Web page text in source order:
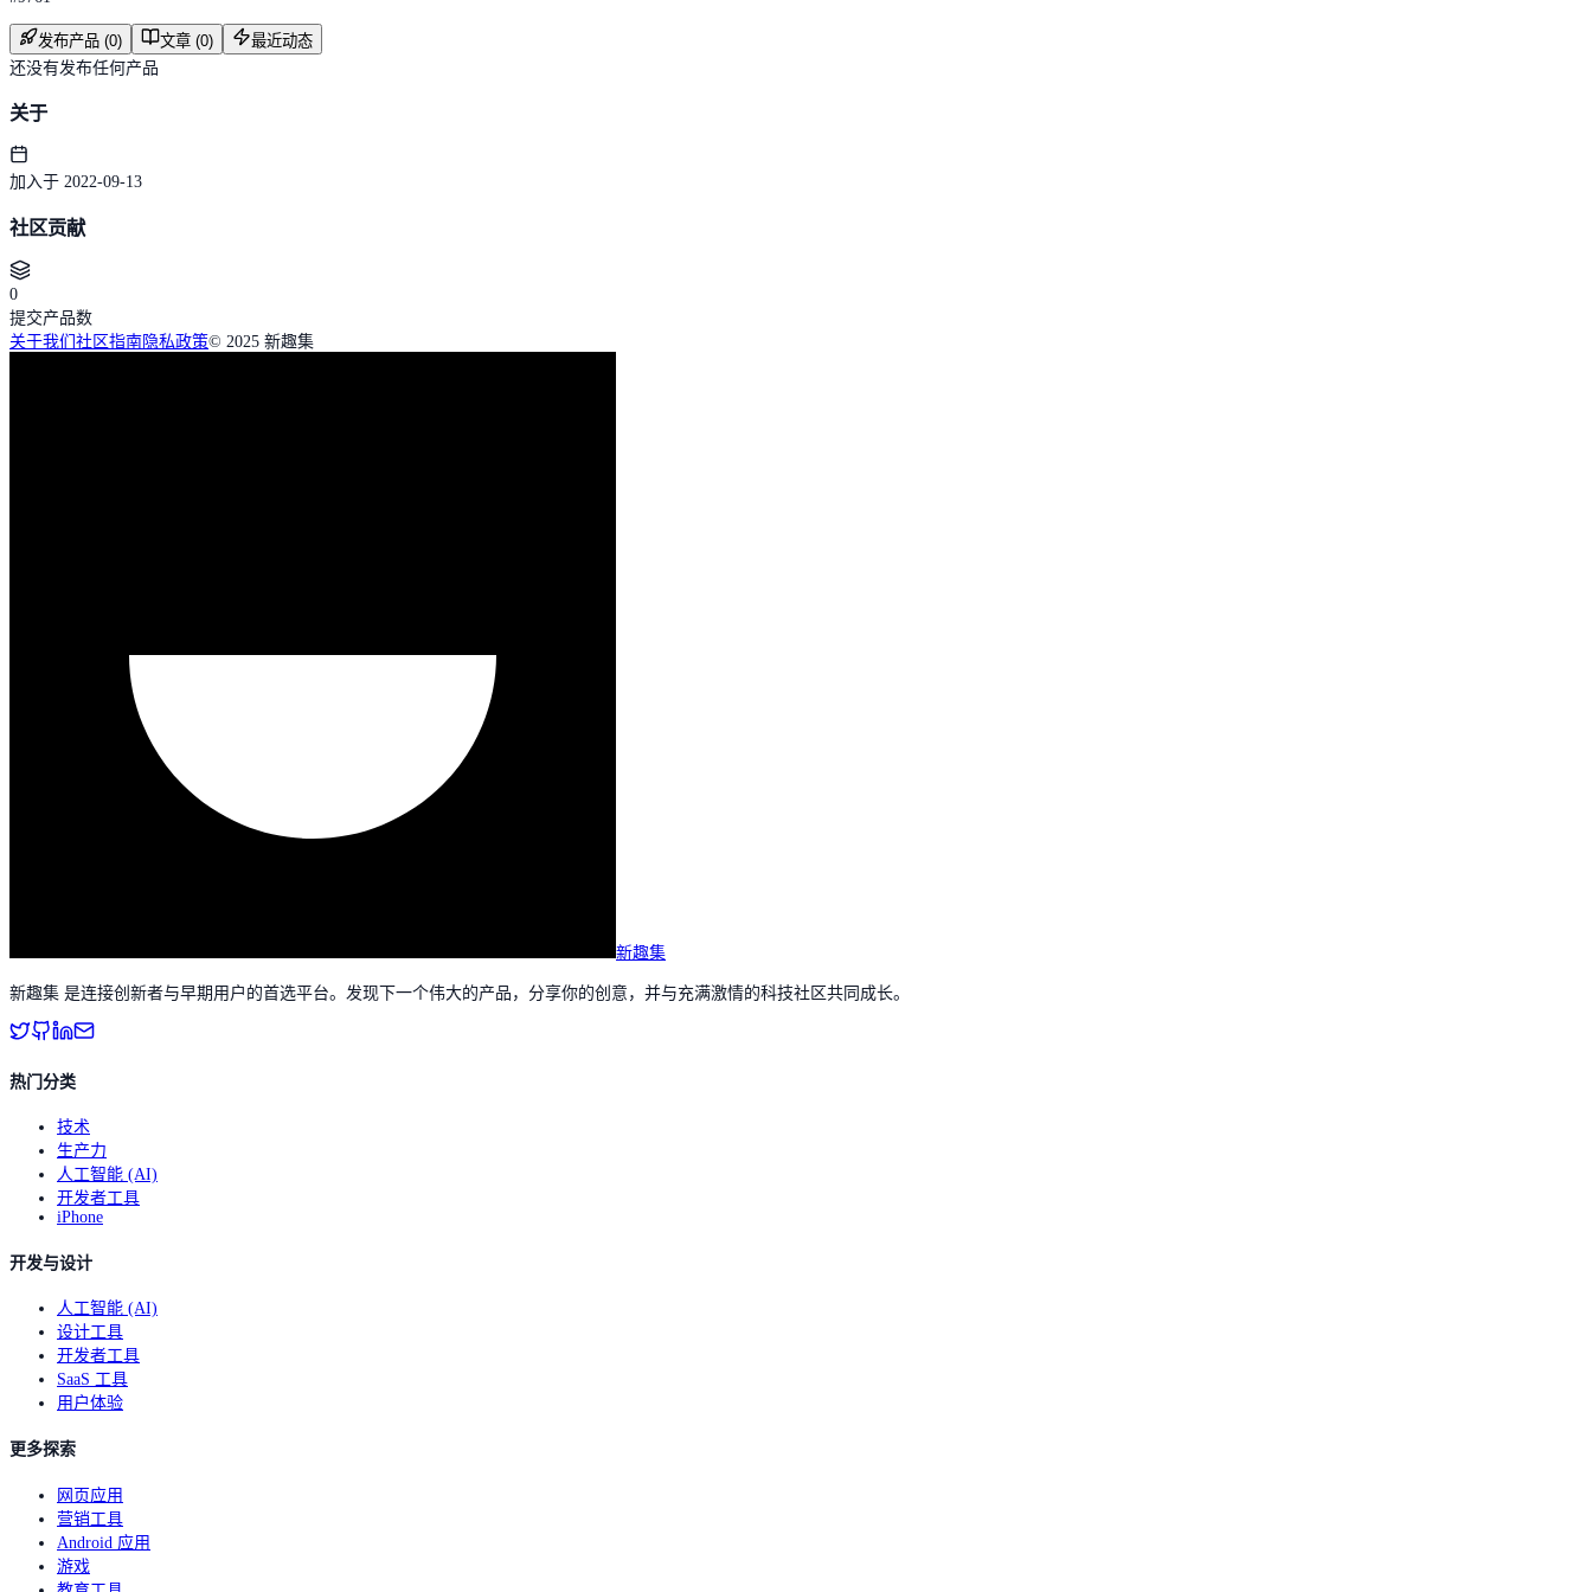
发布产品 (0) 文章 (0)
最近动态
还没有发布任何产品
关于
加入于 2022-09-13
社区贡献
0
提交产品数
关于我们 社区指南隐私政策© 2025 新趣集
新趣集
新趣集 是连接创新者与早期用户的首选平台。发现下一个伟大的产品，分享你的创意，并与充满激情的科技社区共同成长。
热门分类
技术
生产力
人工智能 (AI)
开发者工具
iPhone
开发与设计
人工智能 (AI)
设计工具
开发者工具
SaaS 工具
用户体验
更多探索
网页应用
营销工具
Android 应用
游戏